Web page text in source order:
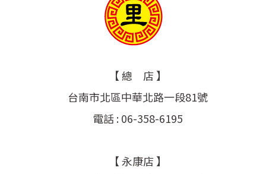
【 總 店 】
台南市北區中華北路一段81號
電話 : 06-358-6195
【 永康店 】